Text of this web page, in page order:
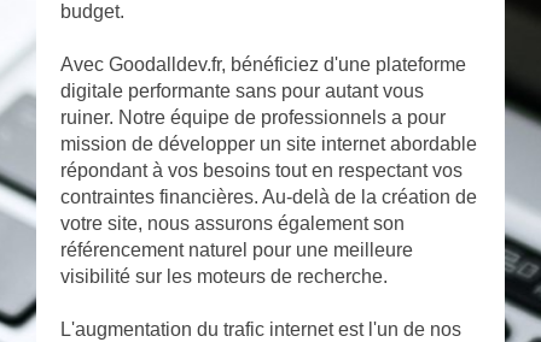
budget.
Avec Goodalldev.fr, bénéficiez d'une plateforme
digitale performante sans pour autant vous
ruiner. Notre équipe de professionnels a pour
mission de développer un site internet abordable
répondant à vos besoins tout en respectant vos
contraintes financières. Au-delà de la création de
votre site, nous assurons également son
référencement naturel pour une meilleure
visibilité sur les moteurs de recherche.
L'augmentation du trafic internet est l'un de nos